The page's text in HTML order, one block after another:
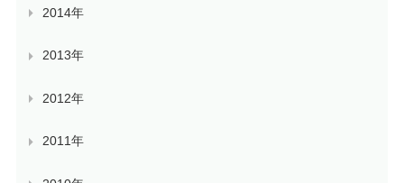
2014年
2013年
2012年
2011年